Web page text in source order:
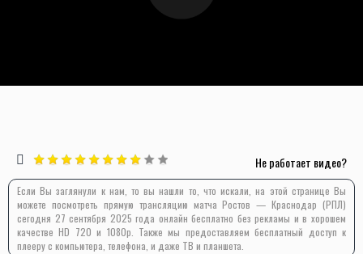
Не работает видео?
Если Вы заглянули к нам, то вы нашли то, что искали, на этой странице Вы
можете посмотреть прямую трансляцию матча Ростов — Краснодар (РПЛ)
сегодня 27 сентября 2025 года онлайн бесплатно без рекламы и в хорошем
качестве HD 720 и 1080p. Также мы предоставляем бесплатный доступ к
плееру с компьютера, телефона, и даже ТВ и планшета.